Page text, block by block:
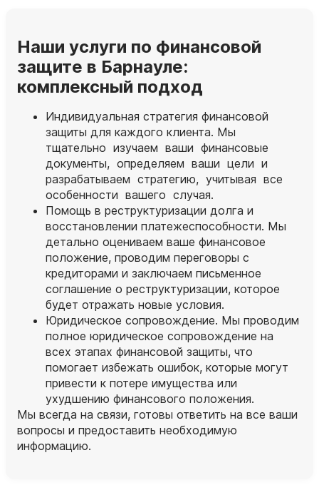
Наши услуги по финансовой
защите в Барнауле:
комплексный подход
Индивидуальная стратегия финансовой
защиты для каждого клиента. Мы
тщательно изучаем ваши финансовые
документы, определяем ваши цели и
разрабатываем стратегию, учитывая все
особенности вашего случая.
Помощь в реструктуризации долга и
восстановлении платежеспособности. Мы
детально оцениваем ваше финансовое
положение, проводим переговоры с
кредиторами и заключаем письменное
соглашение о реструктуризации, которое
будет отражать новые условия.
Юридическое сопровождение. Мы проводим
полное юридическое сопровождение на
всех этапах финансовой защиты, что
помогает избежать ошибок, которые могут
привести к потере имущества или
ухудшению финансового положения.
Мы всегда на связи, готовы ответить на все ваши
вопросы и предоставить необходимую
информацию.